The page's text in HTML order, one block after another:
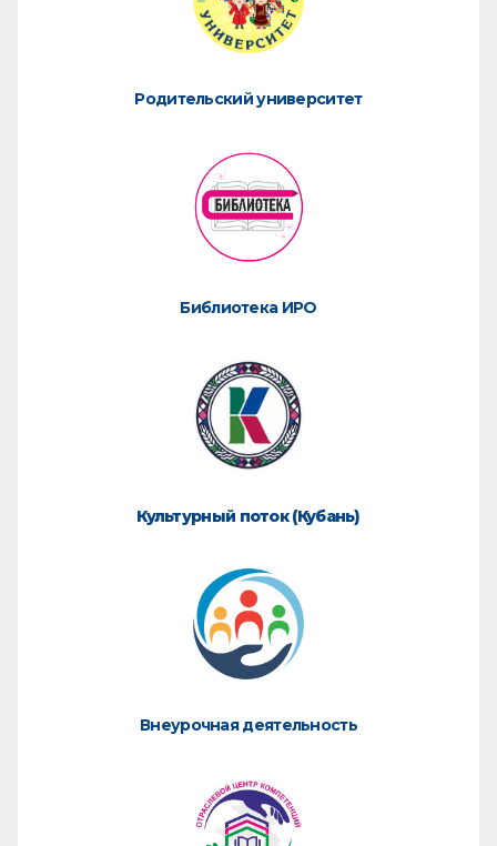
Родительский университет
Библиотека ИРО
Культурный поток (Кубань)
Внеурочная деятельность